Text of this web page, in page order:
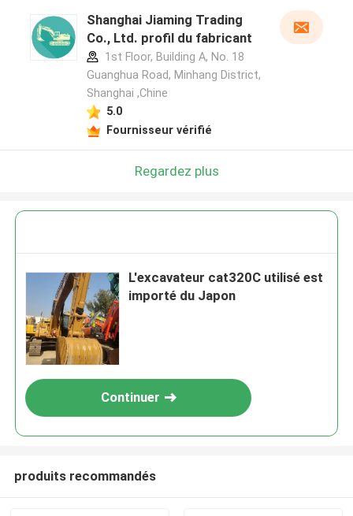
Shanghai Jiaming Trading
Co., Ltd. profil du fabricant
1st Floor, Building A, No. 18
Guanghua Road, Minhang District,
Shanghai ,Chine
5.0
Fournisseur vérifié
Regardez plus
L'excavateur cat320C utilisé est
importé du Japon
Continuer
produits recommandés